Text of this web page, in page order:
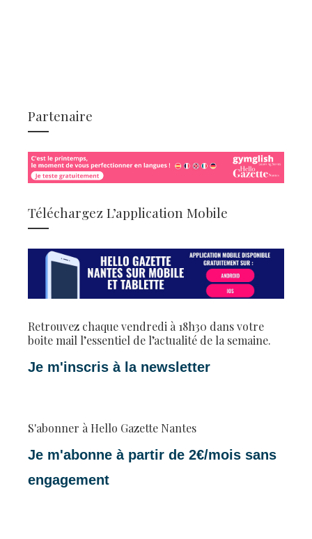
Partenaire
Téléchargez L’application Mobile
Retrouvez chaque vendredi à 18h30 dans votre
boite mail l’essentiel de l’actualité de la semaine.
Je m'inscris à la newsletter
S'abonner à Hello Gazette Nantes
Je m'abonne à partir de 2€/mois sans
engagement